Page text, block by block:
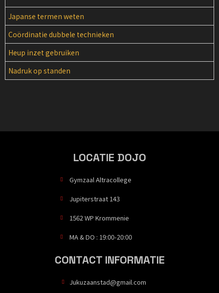
Japanse termen weten
Coördinatie dubbele technieken
Heup inzet gebruiken
Nadruk op standen
LOCATIE DOJO
Gymzaal Altracollege
Jupiterstraat 143
1562 WP Krommenie
MA & DO : 19:00-20:00
CONTACT INFORMATIE
Jukuzaanstad@gmail.com